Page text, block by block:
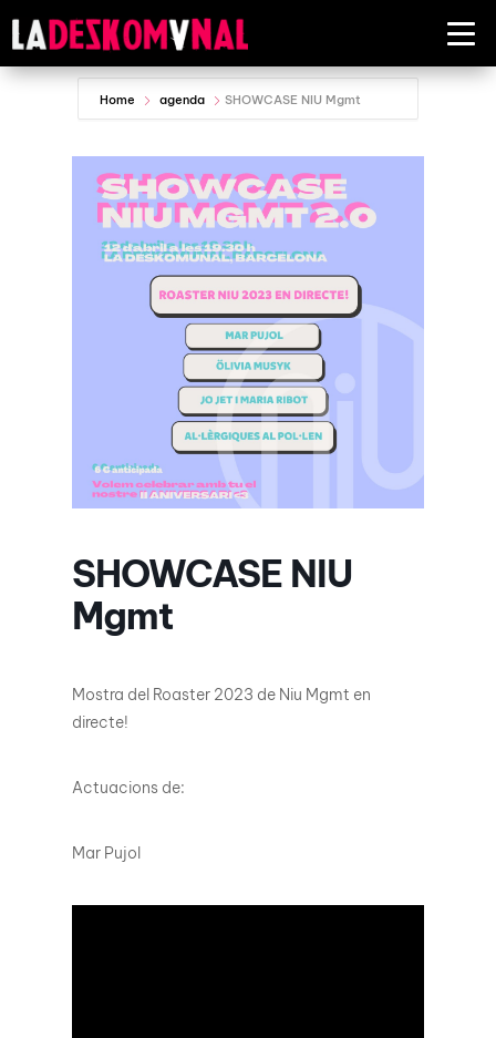
Home agenda SHOWCASE NIU Mgmt
SHOWCASE NIU
Mgmt
Mostra del Roaster 2023 de Niu Mgmt en
directe!
Actuacions de:
Mar Pujol